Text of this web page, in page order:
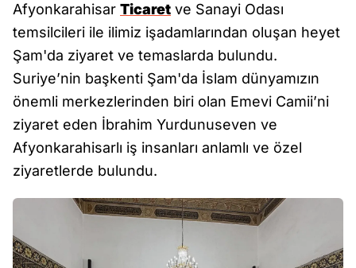
Afyonkarahisar Ticaret ve Sanayi Odası
temsilcileri ile ilimiz işadamlarından oluşan heyet
Şam'da ziyaret ve temaslarda bulundu.
Suriye’nin başkenti Şam'da İslam dünyamızın
önemli merkezlerinden biri olan Emevi Camii’ni
ziyaret eden İbrahim Yurdunuseven ve
Afyonkarahisarlı iş insanları anlamlı ve özel
ziyaretlerde bulundu.